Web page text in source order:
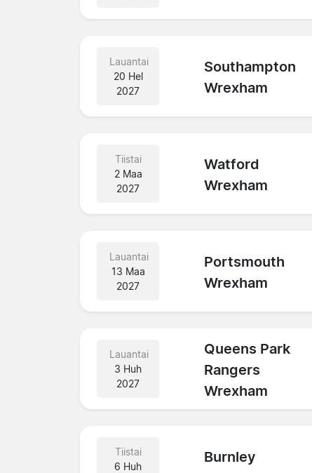
Lauantai
20 Hel
2027
Southampton
Wrexham
Tiistai
2 Maa
2027
Watford
Wrexham
Lauantai
13 Maa
2027
Portsmouth
Wrexham
Lauantai
3 Huh
2027
Queens Park
Rangers
Wrexham
Tiistai
6 Huh
Burnley